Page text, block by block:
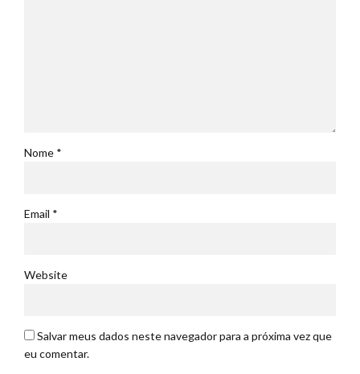
Nome *
Email *
Website
Salvar meus dados neste navegador para a próxima vez que
eu comentar.